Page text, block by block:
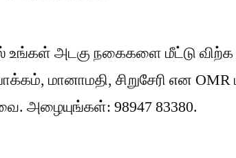
உங்கள் அடகு நகைகளை மீட்டு
மானாமதி, சிறுசேரி என OMR
அழையுங்கள்: 98947 83380.